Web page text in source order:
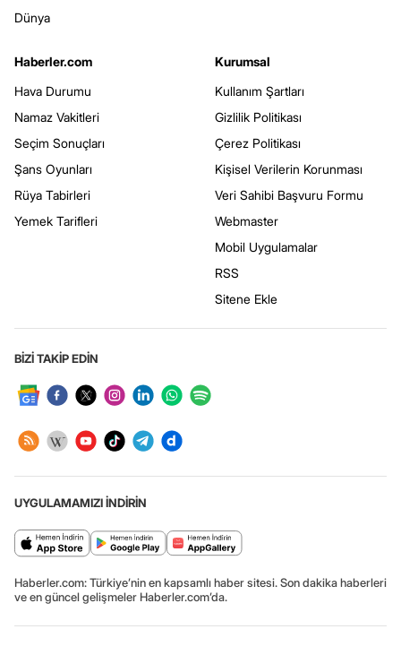
Dünya
Haberler.com
Hava Durumu
Namaz Vakitleri
Seçim Sonuçları
Şans Oyunları
Rüya Tabirleri
Yemek Tarifleri
Kurumsal
Kullanım Şartları
Gizlilik Politikası
Çerez Politikası
Kişisel Verilerin Korunması
Veri Sahibi Başvuru Formu
Webmaster
Mobil Uygulamalar
RSS
Sitene Ekle
BİZİ TAKİP EDİN
UYGULAMAMIZI İNDİRİN
Haberler.com: Türkiye’nin en kapsamlı haber sitesi. Son dakika haberleri
ve en güncel gelişmeler Haberler.com’da.